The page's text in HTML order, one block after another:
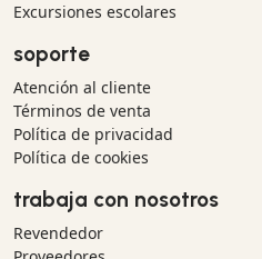
Excursiones escolares
soporte
Atención al cliente
Términos de venta
Política de privacidad
Política de cookies
trabaja con nosotros
Revendedor